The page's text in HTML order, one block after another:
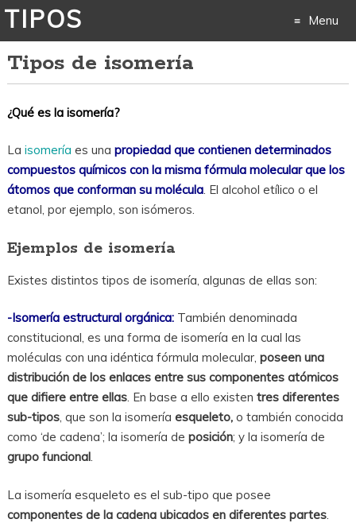
TIPOS Menu
Tipos de isomería
¿Qué es la isomería?
La isomería es una propiedad que contienen determinados
compuestos químicos con la misma fórmula molecular que los
átomos que conforman su molécula. El alcohol etílico o el
etanol, por ejemplo, son isómeros.
Ejemplos de isomería
Existes distintos tipos de isomería, algunas de ellas son:
-Isomería estructural orgánica:También denominada
constitucional, es una forma de isomería en la cual las
moléculas con una idéntica fórmula molecular, poseen una
distribución de los enlaces entre sus componentes atómicos
que difiere entre ellas. En base a ello existen tres diferentes
sub-tipos, que son la isomería esqueleto,o también conocida
como ‘de cadena’; la isomería de posición; y la isomería de
grupo funcional.
La isomería esqueleto es el sub-tipo que posee
componentes de la cadena ubicados en diferentes partes.